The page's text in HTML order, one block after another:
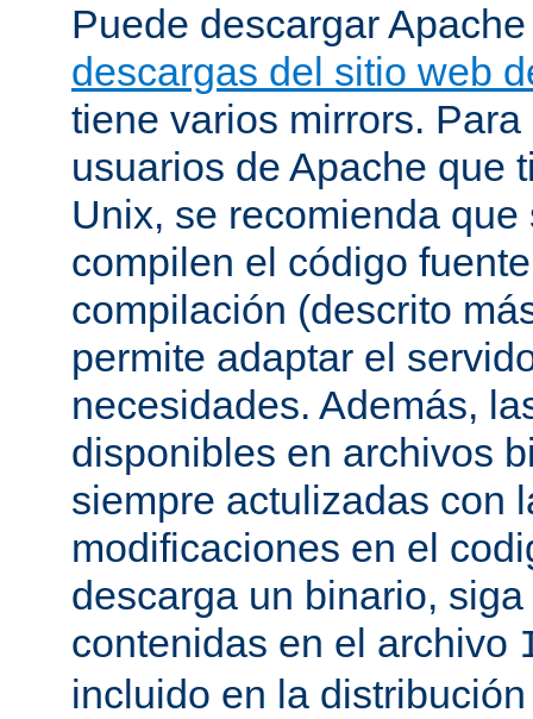
Puede descargar
descargas del sitio web
tiene varios mirrors.
usuarios de Apache que
Unix, se recomienda
compilen el código
compilación (descrito
permite adaptar el
necesidades. Además,
disponibles en archivos
siempre actulizadas con
modificaciones en el
descarga un binario,
contenidas en el archivo
incluido en la distribución